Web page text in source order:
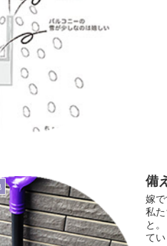
備
嫁
私
と
て